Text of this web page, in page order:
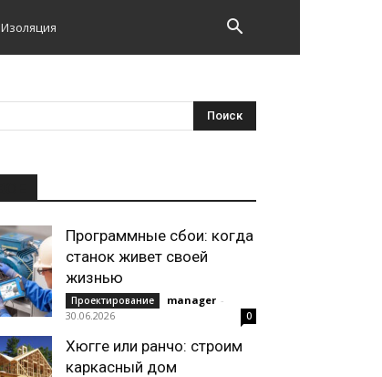
Изоляция
Программные сбои: когда
станок живет своей
жизнью
Проектирование manager -
30.06.2026
0
Хюгге или ранчо: строим
каркасный дом